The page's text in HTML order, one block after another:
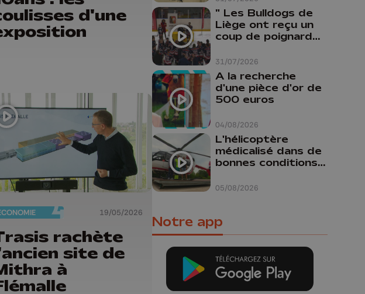
d'une
19/05/2026
rachète
site de
à
31/07/2026
" Les Bulldogs de
Liège ont reçu un
coup de poignard
04/08/2026
A la recherche
d'une pièce d'or de
500 euros
05/08/2026
L'hélicoptère
médicalisé dans de
bonnes conditions à
Notre app